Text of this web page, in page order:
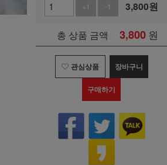
+1
-1 3,800원
총 상품 금액 3,800 원
관심상품 장바구니
구매하기